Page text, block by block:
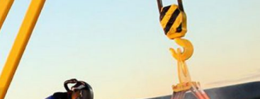
2Paip Bersalut
Bergalvani
Paip Keluli ASTM A519
Paip Keluli ASTM A213
Paip Keluli Aloi ASTM